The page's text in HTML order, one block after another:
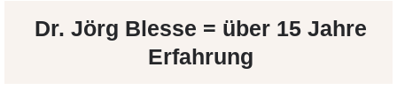
Dr. Jörg Blesse = über 15 Jahre
Erfahrung